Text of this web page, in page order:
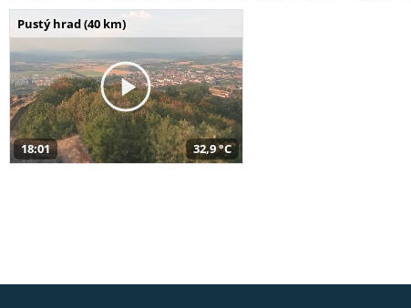
Pustý hrad (40 km)
18:01 32,9 °C